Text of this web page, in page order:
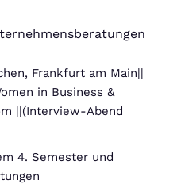
Frankfurt am Main||
in Business &
||(Interview-Abend
4. Semester und